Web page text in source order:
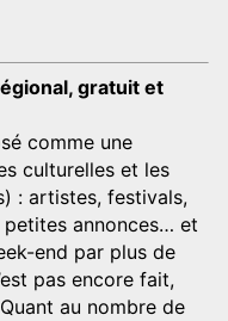
gratuit et
comme une
culturelles et les
: artistes, festivals,
petites annonces… et
end par plus de
pas encore fait,
au nombre de